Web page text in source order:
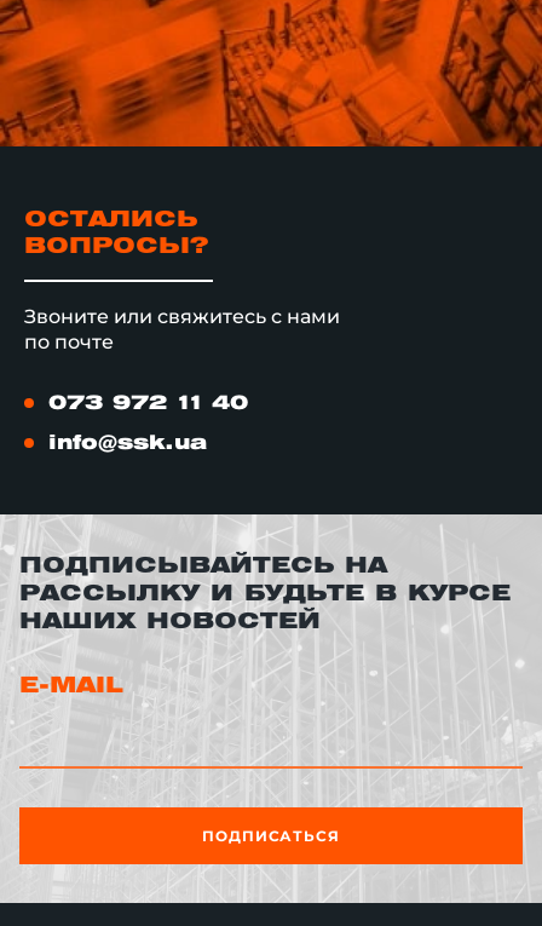
ОСТАЛИСЬ
ВОПРОСЫ?
Звоните или свяжитесь с нами
по почте
073 972 11 40
info@ssk.ua
ПОДПИСЫВАЙТЕСЬ НА
РАССЫЛКУ И БУДЬТЕ В КУРСЕ
НАШИХ НОВОСТЕЙ
E-MAIL
ПОДПИСАТЬСЯ